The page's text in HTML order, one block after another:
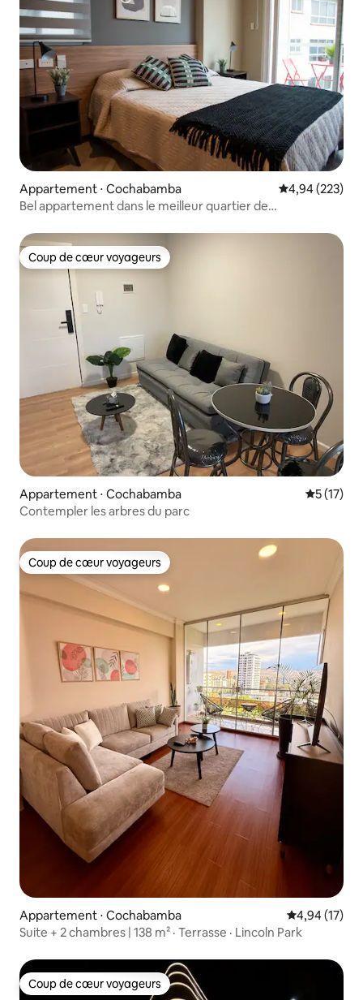
Appartement ⋅ Cochabamba Évaluation
4,94 (223)
Bel appartement dans le meilleur quartier de
Coup de cœur voyageurs
Coup de cœur voyageurs
Appartement ⋅ Cochabamba
5 (17)
Contempler les arbres du parc
Coup de cœur voyageurs
Coup de cœur voyageurs
Appartement ⋅ Cochabamba Évaluation
4,94 (17)
Suite + 2 chambres | 138 m² · Terrasse · Lincoln Park
Coup de cœur voyageurs
Coup de cœur voyageurs